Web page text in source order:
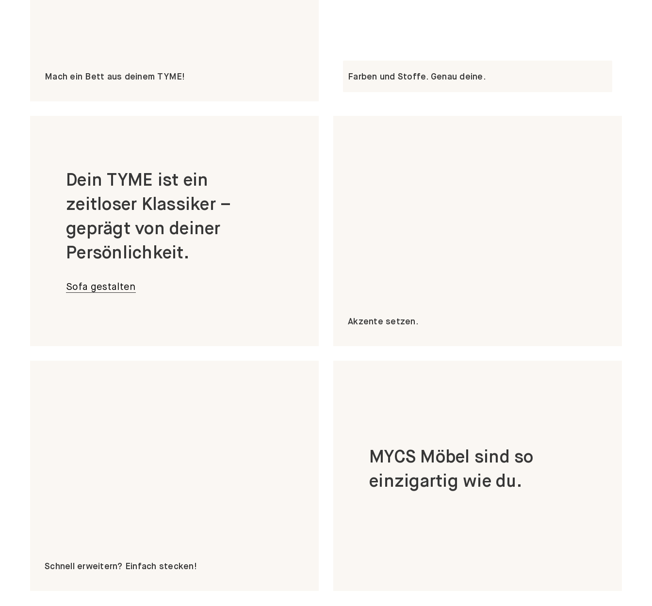
Mach ein Bett aus deinem TYME! Farben und Stoffe. Genau deine.
Dein TYME ist ein
zeitloser Klassiker –
geprägt von deiner
Persönlichkeit.
Sofa gestalten
Akzente setzen.
Schnell erweitern? Einfach stecken!
MYCS Möbel sind so
einzigartig wie du.